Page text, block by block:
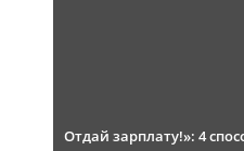
Отдай зарплату!»: 4